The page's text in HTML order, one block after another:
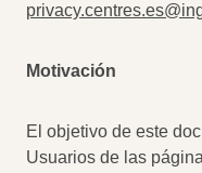
Motivación
El objetivo de este
Usuarios de las